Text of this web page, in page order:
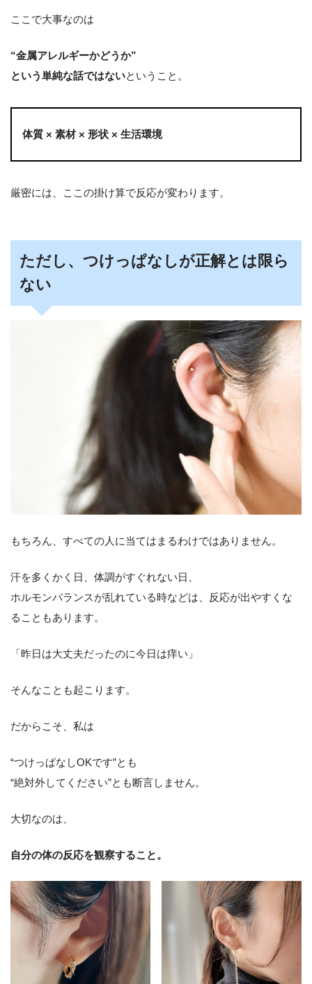
ここで大事なのは
“金属アレルギーかどうか”
という単純な話ではないということ。
体質 × 素材 × 形状 × 生活環境
厳密には、ここの掛け算で反応が変わります。
ただし、つけっぱなしが正解とは限ら
ない
もちろん、すべての人に当てはまるわけではありません。
汗を多くかく日、体調がすぐれない日、
ホルモンバランスが乱れている時などは、反応が出やすくな
ることもあります。
「昨日は大丈夫だったのに今日は痒い」
そんなことも起こります。
だからこそ、私は
“つけっぱなしOKです”とも
“絶対外してください”とも断言しません。
大切なのは、
自分の体の反応を観察すること。